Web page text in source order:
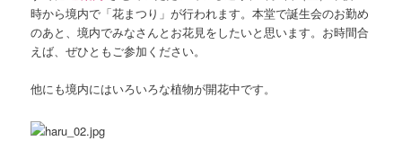
時から境内で「花まつり」が行われます。本堂で誕生会のお勤め
のあと、境内でみなさんとお花見をしたいと思います。お時間合
えば、ぜひともご参加ください。
他にも境内にはいろいろな植物が開花中です。